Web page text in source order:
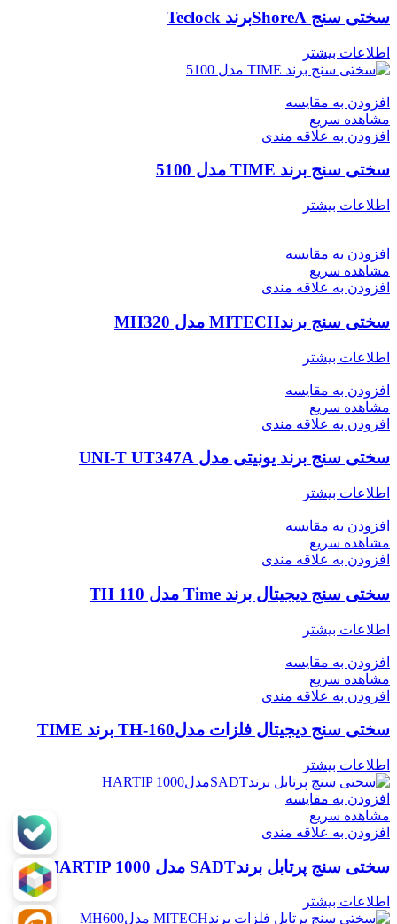
سختی سنج ShoreAبرند Teclock
اطلاعات بیشتر
افزودن به مقایسه
مشاهده سریع
افزودن به علاقه مندی
سختی سنج برند TIME مدل 5100
اطلاعات بیشتر
افزودن به مقایسه
مشاهده سریع
افزودن به علاقه مندی
سختی سنج برندMITECH مدل MH320
اطلاعات بیشتر
افزودن به مقایسه
مشاهده سریع
افزودن به علاقه مندی
سختی سنج برند یونیتی مدل UNI-T UT347A
اطلاعات بیشتر
افزودن به مقایسه
مشاهده سریع
افزودن به علاقه مندی
سختی سنج دیجیتال برند Time مدل TH 110
اطلاعات بیشتر
افزودن به مقایسه
مشاهده سریع
افزودن به علاقه مندی
سختی سنج دیجیتال فلزات مدلTH-160 برند TIME
اطلاعات بیشتر
افزودن به مقایسه
مشاهده سریع
افزودن به علاقه مندی
سختی سنج پرتابل برندSADT مدل HARTIP 1000
اطلاعات بیشتر